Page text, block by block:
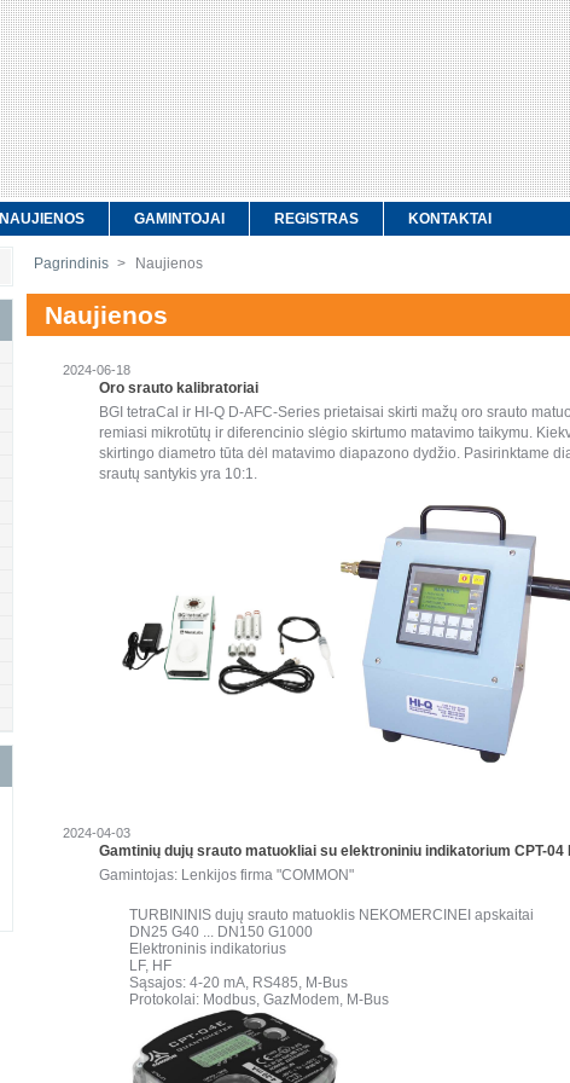
NAUJIENOS GAMINTOJAI REGISTRAS KONTAKTAI
Pagrindinis > Naujienos
Naujienos
2024-06-18
Oro srauto kalibratoriai
BGI tetraCal ir HI-Q D-AFC-Series prietaisai skirti mažų oro srauto
remiasi mikrotūtų ir diferencinio slėgio skirtumo matavimo taikymu.
skirtingo diametro tūta dėl matavimo diapazono dydžio. Pasirinktame
srautų santykis yra 10:1.
2024-04-03
Gamtinių dujų srauto matuokliai su elektroniniu indikatorium CPT-04
Gamintojas: Lenkijos firma "COMMON"
TURBININIS dujų srauto matuoklis NEKOMERCINEI apskaitai
DN25 G40 ... DN150 G1000
Elektroninis indikatorius
LF, HF
Sąsajos: 4-20 mA, RS485, M-Bus
Protokolai: Modbus, GazModem, M-Bus